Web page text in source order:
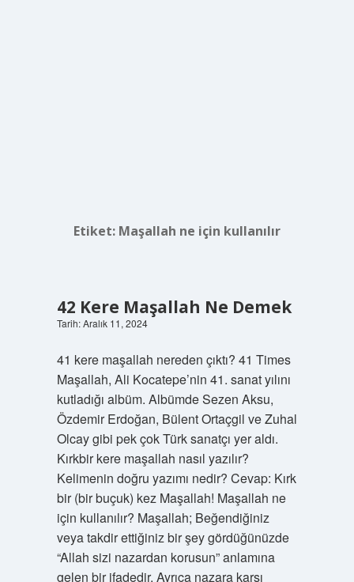
Etiket: Maşallah ne için kullanılır
42 Kere Maşallah Ne Demek
Tarih: Aralık 11, 2024
41 kere maşallah nereden çıktı? 41 Times
Maşallah, Ali Kocatepe’nin 41. sanat yılını
kutladığı albüm. Albümde Sezen Aksu,
Özdemir Erdoğan, Bülent Ortaçgil ve Zuhal
Olcay gibi pek çok Türk sanatçı yer aldı.
Kırkbir kere maşallah nasıl yazılır?
Kelimenin doğru yazımı nedir? Cevap: Kırk
bir (bir buçuk) kez Maşallah! Maşallah ne
için kullanılır? Maşallah; Beğendiğiniz
veya takdir ettiğiniz bir şey gördüğünüzde
“Allah sizi nazardan korusun” anlamına
gelen bir ifadedir. Ayrıca nazara karşı